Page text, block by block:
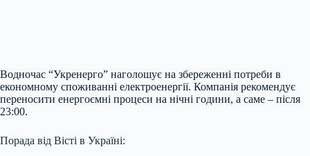
Водночас “Укренерго” наголошує на збереженні потреби в
економному споживанні електроенергії. Компанія рекомендує
переносити енергоємні процеси на нічні години, а саме – після
23:00.
Порада від Вісті в Україні: